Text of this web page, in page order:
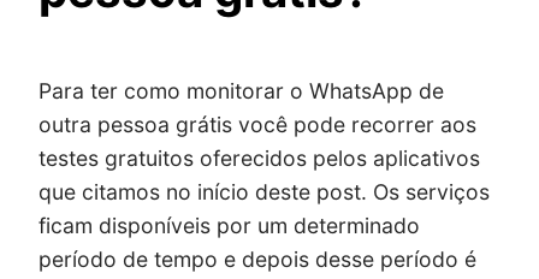
Para ter como monitorar o WhatsApp de
outra pessoa grátis você pode recorrer aos
testes gratuitos oferecidos pelos aplicativos
que citamos no início deste post. Os serviços
ficam disponíveis por um determinado
período de tempo e depois desse período é